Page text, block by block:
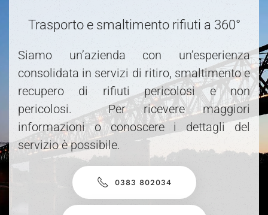
Trasporto e smaltimento rifiuti a 360°
Siamo un’azienda con un’esperienza
consolidata in servizi di ritiro, smaltimento e
recupero di rifiuti pericolosi e non
pericolosi. Per ricevere maggiori
informazioni o conoscere i dettagli del
servizio è possibile.
0383 802034